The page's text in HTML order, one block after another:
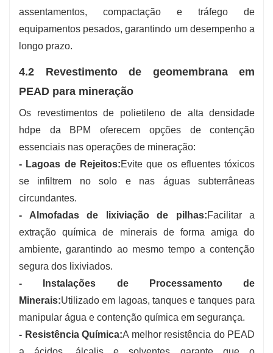
assentamentos, compactação e tráfego de
equipamentos pesados, garantindo um desempenho a
longo prazo.
4.2 Revestimento de geomembrana em
PEAD para mineração
Os revestimentos de polietileno de alta densidade
hdpe da BPM oferecem opções de contenção
essenciais nas operações de mineração:
- Lagoas de Rejeitos:Evite que os efluentes tóxicos
se infiltrem no solo e nas águas subterrâneas
circundantes.
- Almofadas de lixiviação de pilhas:Facilitar a
extração química de minerais de forma amiga do
ambiente, garantindo ao mesmo tempo a contenção
segura dos lixiviados.
- Instalações de Processamento de
Minerais:Utilizado em lagoas, tanques e tanques para
manipular água e contenção química em segurança.
- Resistência Química:A melhor resistência do PEAD